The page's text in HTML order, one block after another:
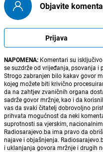
Objavite
Prijava
NAPOMENA: Komentari su
se suzdrže od vrijeđanja, psovanja
Strogo zabranjen bilo kakav govor
kojeg možete biti krivično
da na zahtjev zvaničnih organa
sadrže govor mržnje, kao i da
vas da svaki čitatelj dobrovoljno
prihvata mogućnost da neki
suprotnosti sa vjerskim,
Radiosarajevo.ba ima pravo da
najave i objašnjenja.
i uklanjanja govora mržnje i drugih